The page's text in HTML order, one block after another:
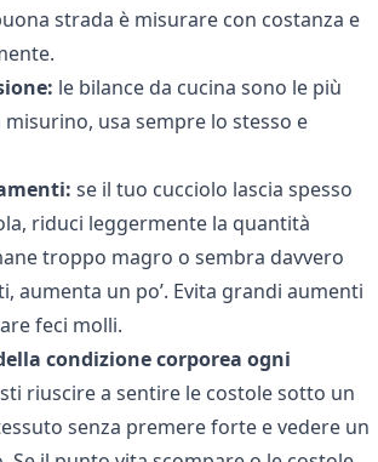
strada è misurare con costanza e
le bilance da cucina sono le più
misurino, usa sempre lo stesso e
se il tuo cucciolo lascia spesso
riduci leggermente la quantità
troppo magro o sembra davvero
aumenta un po’. Evita grandi aumenti
feci molli.
condizione corporea ogni
riuscire a sentire le costole sotto un
senza premere forte e vedere un